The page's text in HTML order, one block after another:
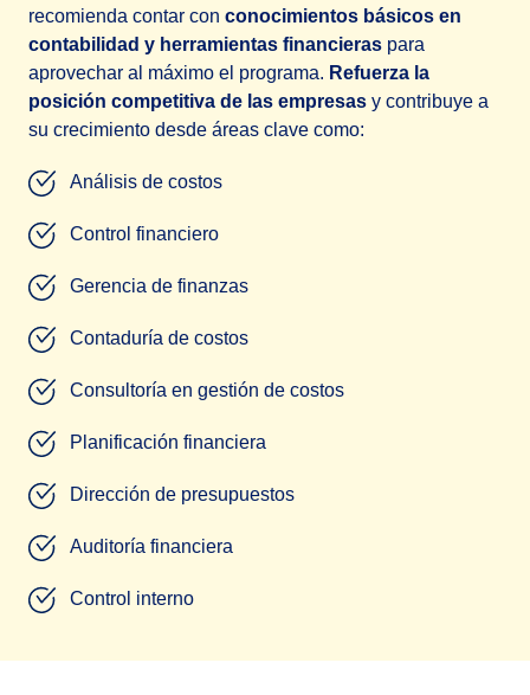
recomienda contar con conocimientos básicos en
contabilidad y herramientas financieras para
aprovechar al máximo el programa. Refuerza la
posición competitiva de las empresas y contribuye a
su crecimiento desde áreas clave como:
Análisis de costos
Control financiero
Gerencia de finanzas
Contaduría de costos
Consultoría en gestión de costos
Planificación financiera
Dirección de presupuestos
Auditoría financiera
Control interno